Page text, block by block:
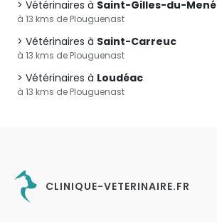
Vétérinaires à Saint-Gilles-du-Mené
à 13 kms de Plouguenast
Vétérinaires à Saint-Carreuc
à 13 kms de Plouguenast
Vétérinaires à Loudéac
à 13 kms de Plouguenast
CLINIQUE-VETERINAIRE.FR